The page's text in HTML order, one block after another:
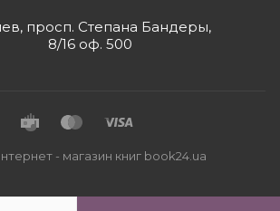
просп. Степана Бандеры,
8/16 оф. 500
- магазин книг book24.ua